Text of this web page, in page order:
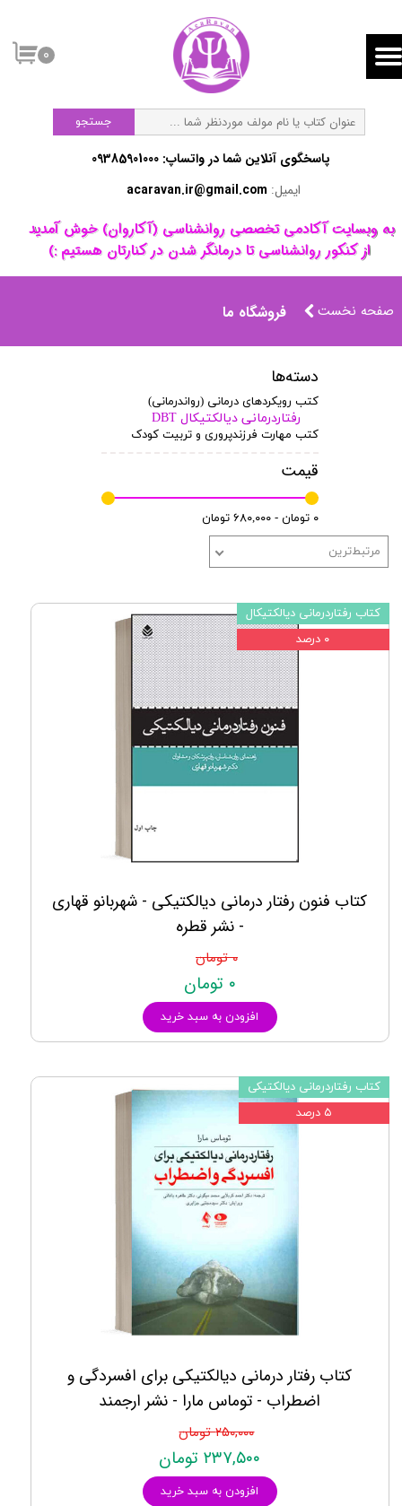
پاسخگوی آنلاین شما در واتساپ:​​​​​​​ 09385901000
ایمیل: acaravan.ir@gmail.com
۰
جستجو
​به وبسایت آکادمی تخصصی روانشناسی (آکاروان) خوش آمدید ​​​​​​​
از کنکور روانشناسی تا درمانگر شدن در کنارتان هستیم :)
صفحه نخست فروشگاه ما
دسته‌ها
کتب رویکردهای درمانی (رواندرمانی)
رفتاردرمانی دیالکتیکال DBT
کتب مهارت فرزندپروری و تربیت کودک
قیمت
۰ تومان - ۶۸۰,۰۰۰ تومان
مرتبط‌ترین
کتاب فنون رفتار درمانی دیالکتیکی - شهربانو قهاری
- نشر قطره
۰ تومان
۰ تومان
افزودن به سبد خرید
کتاب رفتاردرمانی دیالکتیکال
۰ درصد
کتاب رفتار درمانی دیالکتیکی برای افسردگی و
اضطراب - توماس مارا - نشر ارجمند
۲۵۰,۰۰۰ تومان
۲۳۷,۵۰۰ تومان
افزودن به سبد خرید
کتاب رفتاردرمانی دیالکتیکی
۵ درصد